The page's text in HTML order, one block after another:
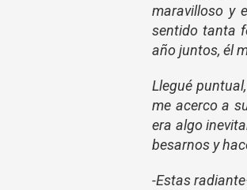
maravilloso y
sentido tanta
año juntos, él
Llegué
me acerco a
era algo
besarnos y
-Estas